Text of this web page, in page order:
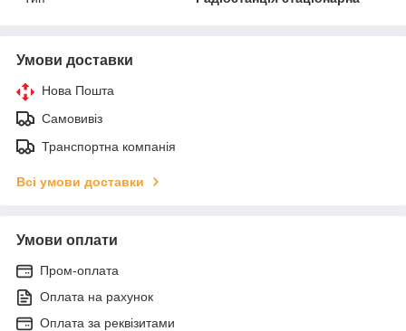
Умови доставки
Нова Пошта
Самовивіз
Транспортна компанія
Всі умови доставки
Умови оплати
Пром-оплата
Оплата на рахунок
Оплата за реквізитами